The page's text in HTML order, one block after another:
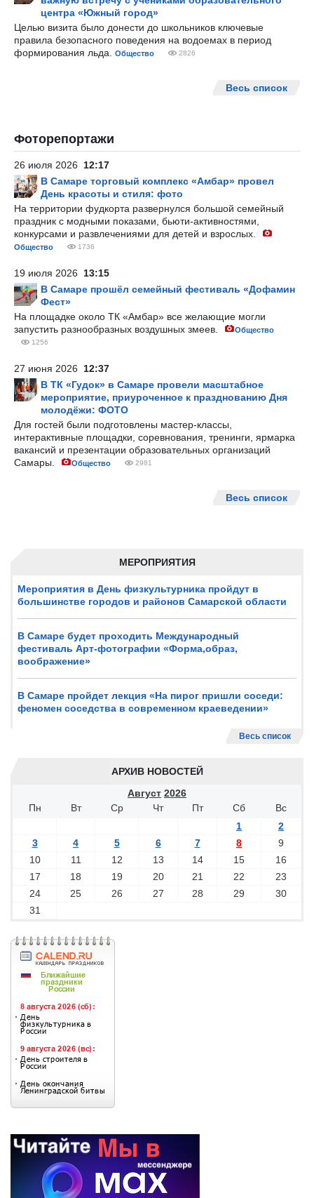
МЕРОПРИЯТИЯ
Мероприятия в День физкультурника пройдут в
большинстве городов и районов Самарской области
В Самаре будет проходить Международный
фестиваль Арт-фотографии «Форма,образ,
воображение»
В Самаре пройдет лекция «На пирог пришли соседи:
феномен соседства в современном краеведении»
Весь список
АРХИВ НОВОСТЕЙ
Август 2026
Пн
Вт Ср Чт Пт Сб
Вс
1
2
3
4 5 6 7 8
9
10
11 12 13 14 15
16
17
18 19 20 21 22
23
24
25 26 27 28 29
30
31
центра «Южный город»
Целью визита было донести до школьников ключевые
правила безопасного поведения на водоемах в период
формирования льда.
Общество 2826
Весь список
Фоторепортажи
26 июля 2026 12:17
В Самаре торговый комплекс «Амбар» провел
День красоты и стиля: фото
На территории фудкорта развернулся большой семейный
праздник с модными показами, бьюти-активностями,
конкурсами и развлечениями для детей и взрослых.
Общество 1736
19 июля 2026 13:15
В Самаре прошёл семейный фестиваль «Дофамин
Фест»
На площадке около ТК «Амбар» все желающие могли
запустить разнообразных воздушных змеев.
Общество
1256
27 июня 2026 12:37
В ТК «Гудок» в Самаре провели масштабное
мероприятие, приуроченное к празднованию Дня
молодёжи: ФОТО
Для гостей были подготовлены мастер-классы,
интерактивные площадки, соревнования, тренинги, ярмарка
вакансий и презентации образовательных организаций
Самары.
Общество 2981
Весь список